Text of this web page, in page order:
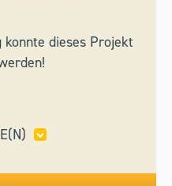
dieses Projekt